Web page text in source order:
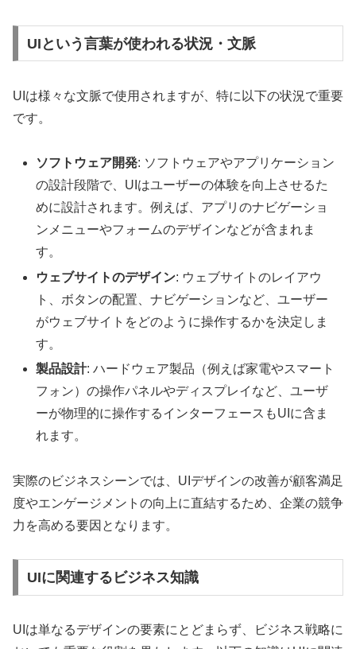
UIという言葉が使われる状況・文脈
UIは様々な文脈で使用されますが、特に以下の状況で重要
です。
ソフトウェア開発: ソフトウェアやアプリケーション
の設計段階で、UIはユーザーの体験を向上させるた
めに設計されます。例えば、アプリのナビゲーショ
ンメニューやフォームのデザインなどが含まれま
す。
ウェブサイトのデザイン: ウェブサイトのレイアウ
ト、ボタンの配置、ナビゲーションなど、ユーザー
がウェブサイトをどのように操作するかを決定しま
す。
製品設計: ハードウェア製品（例えば家電やスマート
フォン）の操作パネルやディスプレイなど、ユーザ
ーが物理的に操作するインターフェースもUIに含ま
れます。
実際のビジネスシーンでは、UIデザインの改善が顧客満足
度やエンゲージメントの向上に直結するため、企業の競争
力を高める要因となります。
UIに関連するビジネス知識
UIは単なるデザインの要素にとどまらず、ビジネス戦略に